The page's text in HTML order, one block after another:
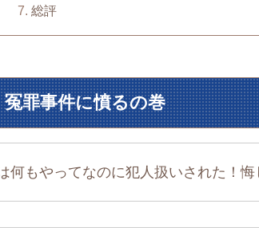
総評
罪事件に憤るの巻
何もやってなのに犯人扱いされた！悔